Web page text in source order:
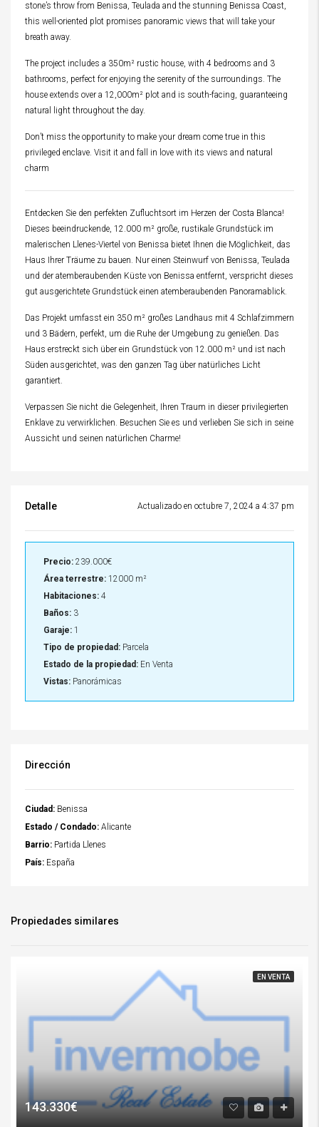
stone’s throw from Benissa, Teulada and the stunning Benissa Coast,
this well-oriented plot promises panoramic views that will take your
breath away.
The project includes a 350m² rustic house, with 4 bedrooms and 3
bathrooms, perfect for enjoying the serenity of the surroundings. The
house extends over a 12,000m² plot and is south-facing, guaranteeing
natural light throughout the day.
Don’t miss the opportunity to make your dream come true in this
privileged enclave. Visit it and fall in love with its views and natural
charm
Entdecken Sie den perfekten Zufluchtsort im Herzen der Costa Blanca!
Dieses beeindruckende, 12.000 m² große, rustikale Grundstück im
malerischen Llenes-Viertel von Benissa bietet Ihnen die Möglichkeit, das
Haus Ihrer Träume zu bauen. Nur einen Steinwurf von Benissa, Teulada
und der atemberaubenden Küste von Benissa entfernt, verspricht dieses
gut ausgerichtete Grundstück einen atemberaubenden Panoramablick.
Das Projekt umfasst ein 350 m² großes Landhaus mit 4 Schlafzimmern
und 3 Bädern, perfekt, um die Ruhe der Umgebung zu genießen. Das
Haus erstreckt sich über ein Grundstück von 12.000 m² und ist nach
Süden ausgerichtet, was den ganzen Tag über natürliches Licht
garantiert.
Verpassen Sie nicht die Gelegenheit, Ihren Traum in dieser privilegierten
Enklave zu verwirklichen. Besuchen Sie es und verlieben Sie sich in seine
Aussicht und seinen natürlichen Charme!
Detalle Actualizado en octubre 7, 2024 a 4:37 pm
Precio: 239.000€
Área terrestre: 12000 m²
Habitaciones: 4
Baños: 3
Garaje: 1
Tipo de propiedad: Parcela
Estado de la propiedad: En Venta
Vistas: Panorámicas
Dirección
Ciudad: Benissa
Estado / Condado: Alicante
Barrio: Partida Llenes
País: España
Propiedades similares
EN VENTA
143.330€